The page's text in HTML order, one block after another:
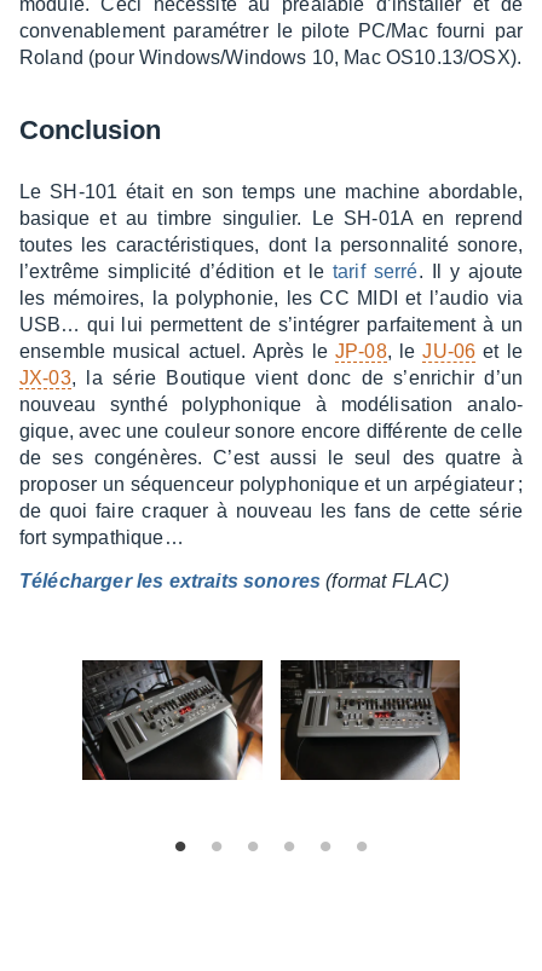
conve­na­ble­ment para­mé­trer le pilote PC/Mac fourni par
Roland (pour Windows/Windows 10, Mac OS10.13/OSX).
Conclu­sion
Le SH-101 était en son temps une machine abor­dable,
basique et au timbre singu­lier. Le SH-01A en reprend
toutes les carac­té­ris­tiques, dont la person­na­lité sonore,
l’ex­trême simpli­cité d’édi­tion et le tarif serré. Il y ajoute
les mémoires, la poly­pho­nie, les CC MIDI et l’au­dio via
USB… qui lui permettent de s’in­té­grer parfai­te­ment à un
ensemble musi­cal actuel. Après le JP-08, leJU-06 et le
JX-03, la série Boutique vient donc de s’en­ri­chir d’un
nouveau synthé poly­pho­nique à modé­li­sa­tion analo­
gique, avec une couleur sonore encore diffé­rente de celle
de ses congé­nères. C’est aussi le seul des quatre à
propo­ser un séquen­ceur poly­pho­nique et un arpé­gia­teur ;
de quoi faire craquer à nouveau les fans de cette série
fort sympa­thique…
Télé­char­ger les extraits sonores (format FLAC)